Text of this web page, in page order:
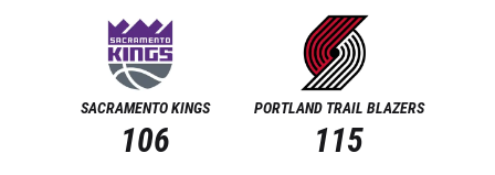
SACRAMENTO KINGS
106
PORTLAND TRAIL BLAZERS
115